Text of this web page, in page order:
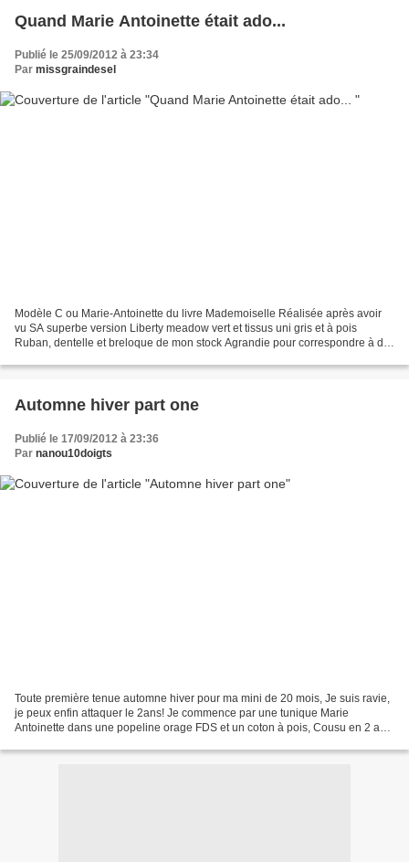
Quand Marie Antoinette était ado...
Publié le 25/09/2012 à 23:34
Par missgraindesel
Modèle C ou Marie-Antoinette du livre Mademoiselle Réalisée après avoir
vu SA superbe version Liberty meadow vert et tissus uni gris et à pois
Ruban, dentelle et breloque de mon stock Agrandie pour correspondre à du
Automne hiver part one
Publié le 17/09/2012 à 23:36
Par nanou10doigts
Toute première tenue automne hiver pour ma mini de 20 mois, Je suis ravie,
je peux enfin attaquer le 2ans! Je commence par une tunique Marie
Antoinette dans une popeline orage FDS et un coton à pois, Cousu en 2 ans,